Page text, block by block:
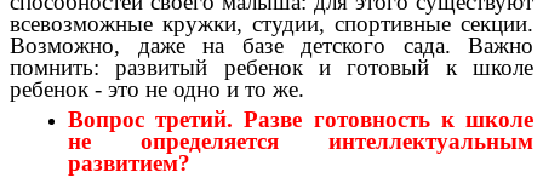
всевозможные кружки, студии, спортивные секции.
Возможно, даже на базе детского сада. Важно
помнить: развитый ребенок и готовый к школе
ребенок - это не одно и то же.
Вопрос третий. Разве готовность к школе
не определяется интеллектуальным
развитием?